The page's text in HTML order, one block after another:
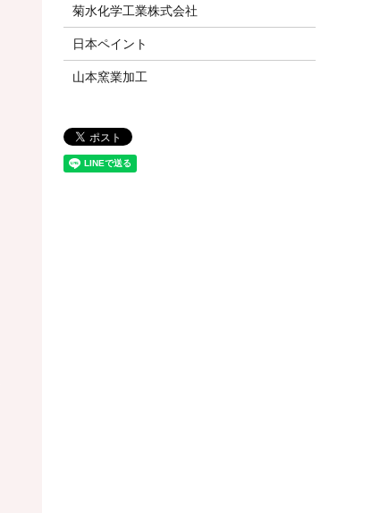
菊水化学工業株式会社
日本ペイント
山本窯業加工